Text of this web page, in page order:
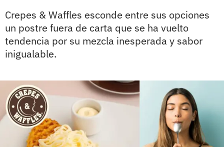
Crepes & Waffles esconde entre sus opciones
un postre fuera de carta que se ha vuelto
tendencia por su mezcla inesperada y sabor
inigualable.